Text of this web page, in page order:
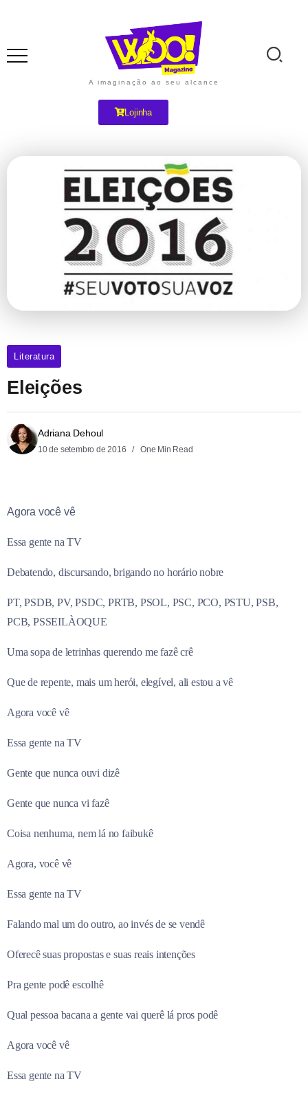
A imaginação ao seu alcance
Lojinha
Literatura
Eleições
Adriana Dehoul
10 de setembro de 2016 One Min Read
Agora você vê
Essa gente na TV
Debatendo, discursando, brigando no horário nobre
PT, PSDB, PV, PSDC, PRTB, PSOL, PSC, PCO, PSTU, PSB,
PCB, PSSEILÀOQUE
Uma sopa de letrinhas querendo me fazê crê
Que de repente, mais um herói, elegível, ali estou a vê
Agora você vê
Essa gente na TV
Gente que nunca ouvi dizê
Gente que nunca vi fazê
Coisa nenhuma, nem lá no faibukê
Agora, você vê
Essa gente na TV
Falando mal um do outro, ao invés de se vendê
Oferecê suas propostas e suas reais intenções
Pra gente podê escolhê
Qual pessoa bacana a gente vai querê lá pros podê
Agora você vê
Essa gente na TV